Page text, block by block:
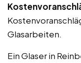
Glasarbeiten.
Ein Glaser in